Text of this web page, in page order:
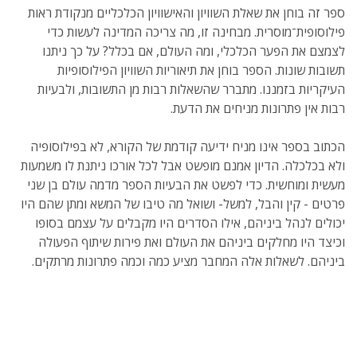
ספר זה בוחן את שאלת השוויון והאישוויון הכלכליים מנקודת ראות
פילוסופית־מוסרית. מבחינה זו, מה צריכה המדינה לעשות כדי
לצמצם את הפער הכלכלי, ומה העולם, אם בכלל? על כך ניתנו
תשובות שונות. הספר בוחן את תיאוריות השוויון הפילוסופיות
העיקריות בזמננו. מתברר שהשאלות רבות מן התשובות, ולבעיות
רבות אין פתרונות מניחים את הדעת.
הכתוב בספר אינו מניח ידיעה קודמת של הקורא, לא בפילוסופיה
ולא בכלכלה. הדיון אמנם מופשט אבל לכל אורכו ניתנת לו משמעות
מעשית ומוחשית. כדי לפשט את הבעיות הספר מדמה עולם בן שני
פרטים - קין והבל, למשל- ושואל מה טיבו של המשא ומתן שהם היו
יכולים לנהל ביניהם, אילו הסדרים היו מקבלים על עצמם בסופו
וכיצד היו מחלקים ביניהם את העולם ואת פירות שיתוף הפעולה
ביניהם. לשאלות אלה המחבר מציע כמה וכמה פתרונות מרתקים.